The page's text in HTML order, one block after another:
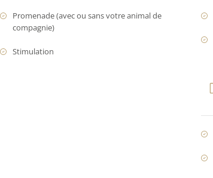
Promenade (avec ou sans votre animal de
compagnie)
Stimulation